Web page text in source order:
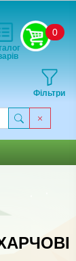
0
Фільтри